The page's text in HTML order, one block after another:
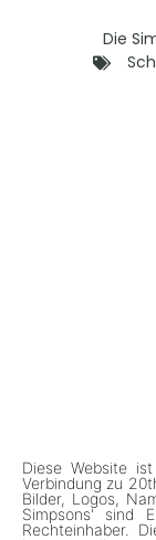
Die
Diese Website
Verbindung zu
Bilder, Logos,
Simpsons' sind
Rechteinhaber.